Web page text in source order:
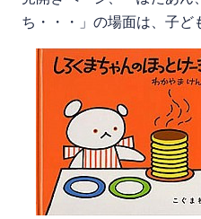
ち・・・」の場面は、子ど